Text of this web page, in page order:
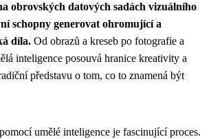
obrovských datových sadách vizuálního
schopny generovat ohromující a
díla. Od obrazů a kreseb po fotografie a
inteligence posouvá hranice kreativity a
představu o tom, co to znamená být
umělé inteligence je fascinující proces.